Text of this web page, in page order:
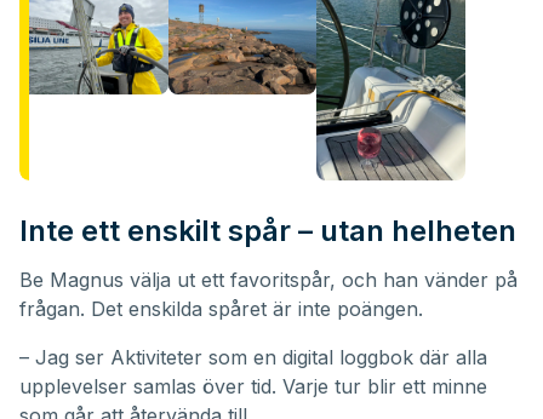
Inte ett enskilt spår – utan helheten
Be Magnus välja ut ett favoritspår, och han vänder på
frågan. Det enskilda spåret är inte poängen.
– Jag ser Aktiviteter som en digital loggbok där alla
upplevelser samlas över tid. Varje tur blir ett minne